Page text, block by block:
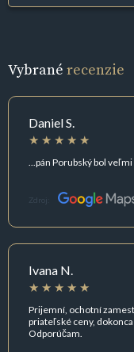
Vybrané recenzie
Daniel S.
...pán Porubský bol
Zdroj:
Ivana N.
Prijemní, ochotní
priateľské ceny,
Odporúčam.